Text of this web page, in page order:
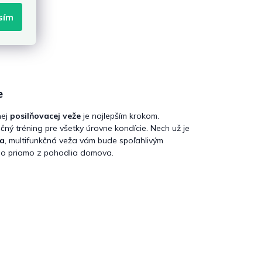
posilňovacej veže je najlepším krokom.
tréning pre všetky úrovne kondície. Nech už je
, multifunkčná veža vám bude spoľahlivým
priamo z pohodlia domova.